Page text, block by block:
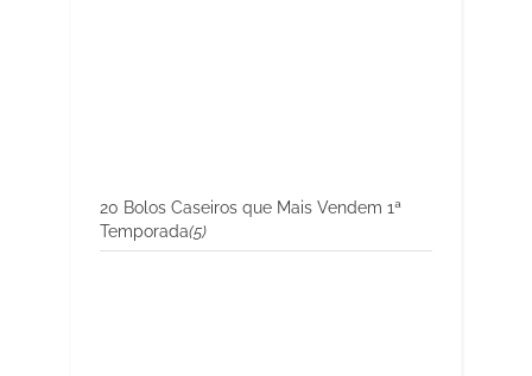
20 Bolos Caseiros que Mais Vendem 1ª
Temporada(5)